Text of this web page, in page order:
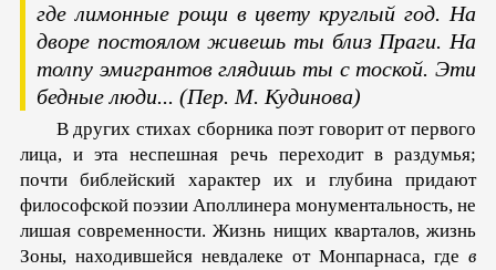
где лимонные рощи в цвету круглый год. На
дворе постоялом живешь ты близ Праги. На
толпу эмигрантов глядишь ты с тоской. Эти
бедные люди... (Пер. М. Кудинова)
В других стихах сборника поэт говорит от первого
лица, и эта неспешная речь переходит в раздумья;
почти библейский характер их и глубина придают
философской поэзии Аполлинера монументальность, не
лишая современности. Жизнь нищих кварталов, жизнь
Зоны, находившейся невдалеке от Монпарнаса, где в